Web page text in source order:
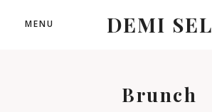
DEMI SEL
MENU
Brunch